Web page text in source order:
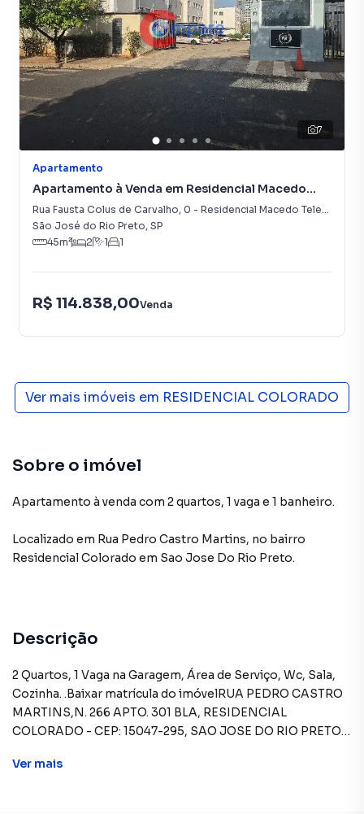
7
Apartamento
Apartamento à Venda em Residencial Macedo
Teles I
Rua Fausta Colus de Carvalho, 0 - Residencial Macedo Teles I
São José do Rio Preto, SP
45m² 2 1 1
R$ 114.838,00Venda
Ver mais imóveis em RESIDENCIAL COLORADO
Sobre o imóvel
Apartamento à venda com 2 quartos, 1 vaga e 1 banheiro.
Localizado em Rua Pedro Castro Martins, no bairro
Residencial Colorado em Sao Jose Do Rio Preto.
Descrição
2 Quartos, 1 Vaga na Garagem, Área de Serviço, Wc, Sala,
Cozinha. .Baixar matrícula do imóvelRUA PEDRO CASTRO
MARTINS,N. 266 APTO. 301 BLA, RESIDENCIAL
COLORADO - CEP: 15047-295, SAO JOSE DO RIO PRETO -
ACEITAS: Recursos próprios. Permite financiamento -
Ver mais